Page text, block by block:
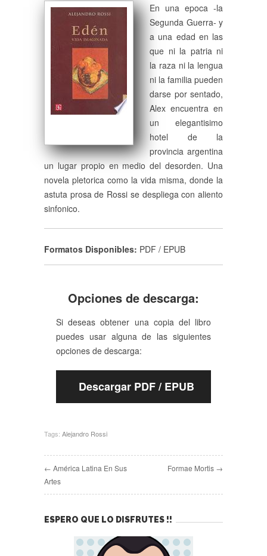
En una epoca -la
Segunda Guerra- y
a una edad en las
que ni la patria ni
la raza ni la lengua
ni la familia pueden
darse por sentado,
Alex encuentra en
un elegantisimo
hotel de la
provincia argentina
un lugar propio en medio del desorden. Una
novela pletorica como la vida misma, donde la
astuta prosa de Rossi se despliega con aliento
sinfonico.
Formatos Disponibles: PDF / EPUB
Opciones de descarga:
Si deseas obtener una copia del libro
puedes usar alguna de las siguientes
opciones de descarga:
Descargar PDF / EPUB
Tags: Alejandro Rossi
← América Latina En Sus
Artes
Formae Mortis →
ESPERO QUE LO DISFRUTES !!